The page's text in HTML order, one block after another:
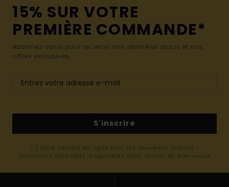
15% SUR VOTRE
PREMIÈRE COMMANDE*
Abonnez-vous pour recevoir nos dernières actus et nos
offres exclusives.
S'inscrire
(*) Offre valable en ligne pour les nouveaux inscrits -
Conditions détaillées disponibles dans l'email de bienvenue